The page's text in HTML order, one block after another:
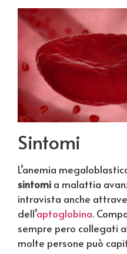
Sintomi
L’anemia
sintomi a malattia
intravista anche
dell’aptoglobina.
sempre pero collegati
molte persone può